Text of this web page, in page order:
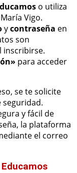
o utiliza
Vigo.
ycontraseña en
son
inscribirse.
para acceder
se te solicite
y fácil de
la plataforma
el correo